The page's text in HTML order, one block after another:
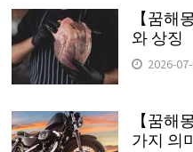
【꿈해
와 상징
2026-
【꿈해
가지 의